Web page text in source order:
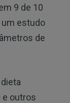
9 de 10
um estudo
de
e outros